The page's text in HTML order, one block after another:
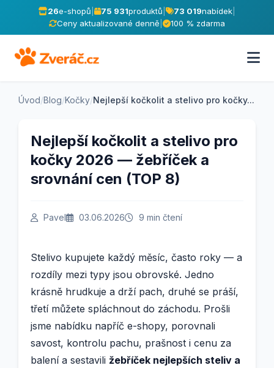
26e-shopů 75 931produktů 73 019nabídek
Ceny aktualizované denně
100 % zdarma
Úvod/Blog/Kočky/Nejlepší kočkolit a stelivo pro kočky...
Nejlepší kočkolit a stelivo pro
kočky 2026 — žebříček a
srovnání cen (TOP 8)
Pavel 03.06.2026 9 min čtení
Stelivo kupujete každý měsíc, často roky — a
rozdíly mezi typy jsou obrovské. Jedno
krásně hrudkuje a drží pach, druhé se práší,
třetí můžete spláchnout do záchodu. Prošli
jsme nabídku napříč e-shopy, porovnali
savost, kontrolu pachu, prašnost i cenu za
balení a sestavili žebříček nejlepších steliv a